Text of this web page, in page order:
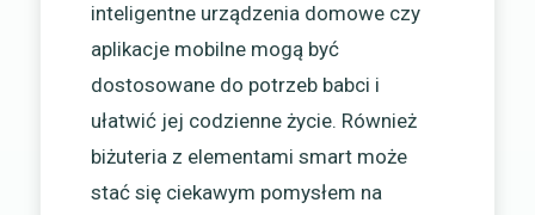
inteligentne urządzenia domowe czy
aplikacje mobilne mogą być
dostosowane do potrzeb babci i
ułatwić jej codzienne życie. Również
biżuteria z elementami smart może
stać się ciekawym pomysłem na